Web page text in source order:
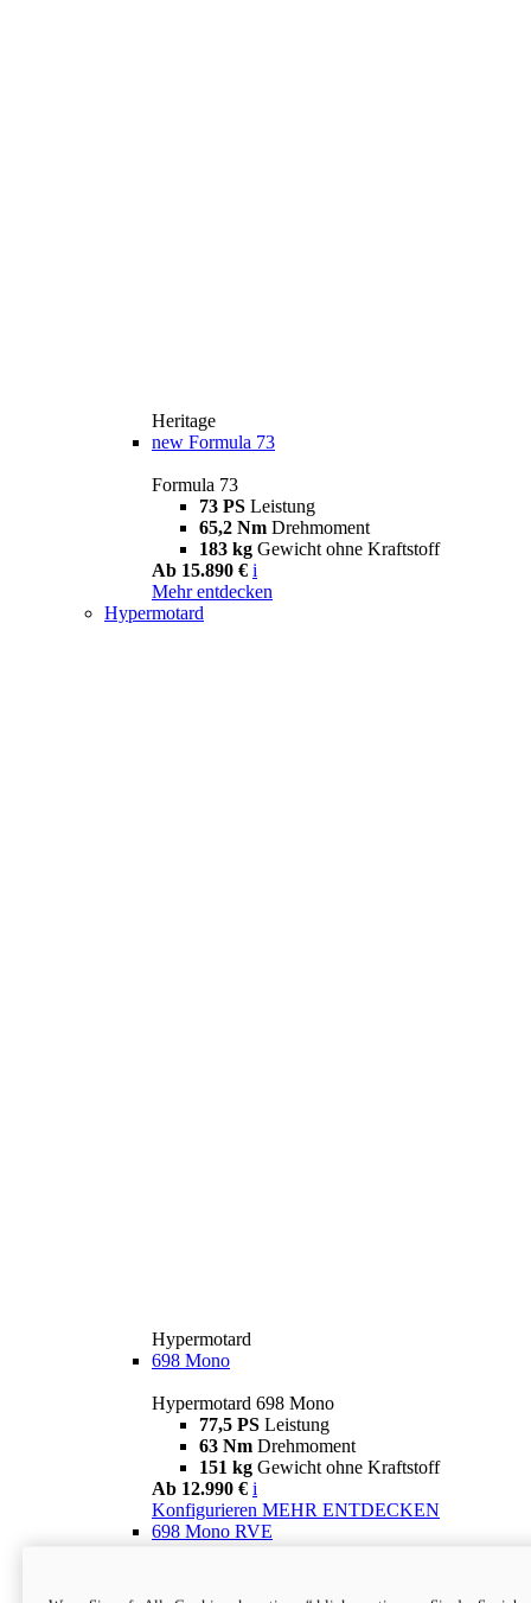
Heritage
new Formula 73
Formula 73
73 PS Leistung
65,2 Nm Drehmoment
183 kg Gewicht ohne Kraftstoff
Ab 15.890 € i
Mehr entdecken
Hypermotard
Hypermotard
698 Mono
Hypermotard 698 Mono
77,5 PS Leistung
63 Nm Drehmoment
151 kg Gewicht ohne Kraftstoff
Ab 12.990 € i
Konfigurieren MEHR ENTDECKEN
698 Mono RVE
77,5 PS
Leistung